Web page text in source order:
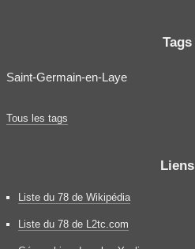
Tags
Saint-Germain-en-Laye
Tous les tags
Liens
Liste du 78 de Wikipédia
Liste du 78 de L2tc.com